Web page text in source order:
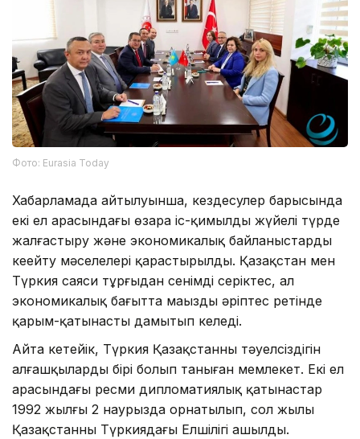
Фото: Eurasia Today
Хабарламада айтылуынша, кездесулер барысында
екі ел арасындағы өзара іс-қимылды жүйелі түрде
жалғастыру және экономикалық байланыстарды
кеңейту мәселелері қарастырылды. Қазақстан мен
Түркия саяси тұрғыдан сенімді серіктес, ал
экономикалық бағытта маңызды әріптес ретінде
қарым-қатынасты дамытып келеді.
Айта кетейік, Түркия Қазақстанның тәуелсіздігін
алғашқылардың бірі болып таныған мемлекет. Екі ел
арасындағы ресми дипломатиялық қатынастар
1992 жылғы 2 наурызда орнатылып, сол жылы
Қазақстанның Түркиядағы Елшілігі ашылды.